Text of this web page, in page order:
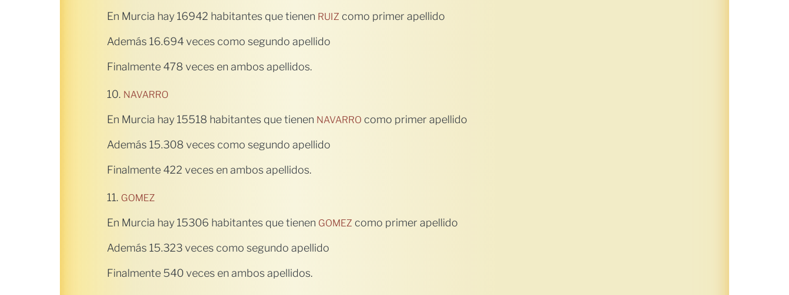
En Murcia hay 16942 habitantes que tienen RUIZ como primer apellido
Además 16.694 veces como segundo apellido
Finalmente 478 veces en ambos apellidos.
10. NAVARRO
En Murcia hay 15518 habitantes que tienen NAVARRO como primer apellido
Además 15.308 veces como segundo apellido
Finalmente 422 veces en ambos apellidos.
11. GOMEZ
En Murcia hay 15306 habitantes que tienen GOMEZ como primer apellido
Además 15.323 veces como segundo apellido
Finalmente 540 veces en ambos apellidos.